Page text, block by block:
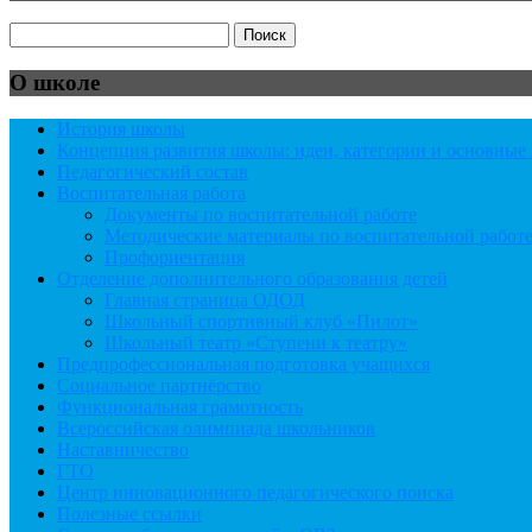
О школе
История школы
Концепция развития школы: идеи, категории и
Педагогический состав
Воспитательная работа
Документы по воспитательной работе
Методические материалы по воспитательной работе
Профориентация
Отделение дополнительного образования детей
Главная страница ОДОД
Школьный спортивный клуб «Пилот»
Школьный театр «Ступени к театру»
Предпрофессиональная подготовка учащихся
Социальное партнёрство
Функциональная грамотность
Всероссийская олимпиада школьников
Наставничество
ГТО
Центр инновационного педагогического поиска
Полезные ссылки